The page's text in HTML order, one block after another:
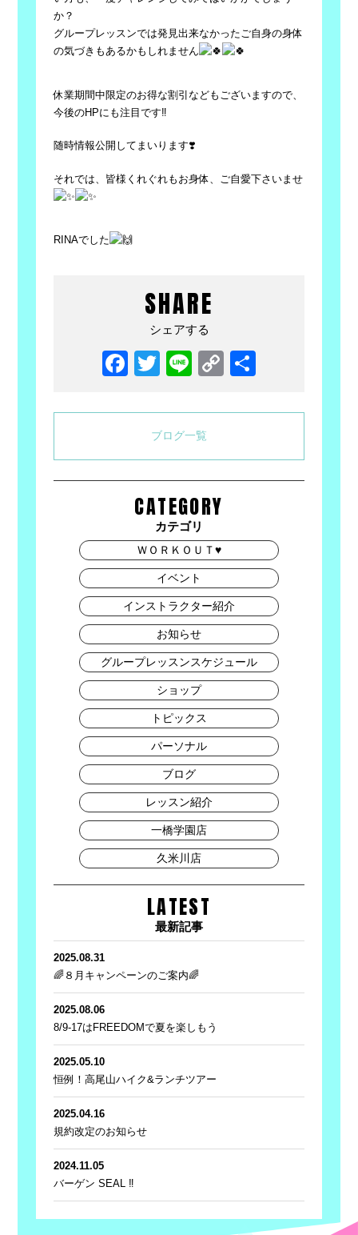
か？
グループレッスンでは発見出来なかったご自身の身体
の気づきもあるかもしれません
休業期間中限定のお得な割引などもございますので、
今後のHPに も注目です‼️
随時情報公開してまいります❣️
それでは、皆様くれぐれもお身体、ご自愛下さいませ
RINAでした
SHARE
シェアする
Facebook
Twitter
LineCopy
ブログ一覧
CATEGORY
カテゴリ
ＷＯＲＫＯＵＴ♥
イベント
インストラクター紹介
お知らせ
グループレッスンスケジュール
ショップ
トピックス
パーソナル
ブログ
レッスン紹介
一橋学園店
久米川店
LATEST
最新記事
2025.08.31
🌈８月キャンペーンのご案内🌈
2025.08.06
8/9-17はFREEDOMで夏を楽しもう
2025.05.10
恒例！高尾山ハイク&ランチツアー
2025.04.16
規約改定のお知らせ
2024.11.05
バーゲン SEAL ‼